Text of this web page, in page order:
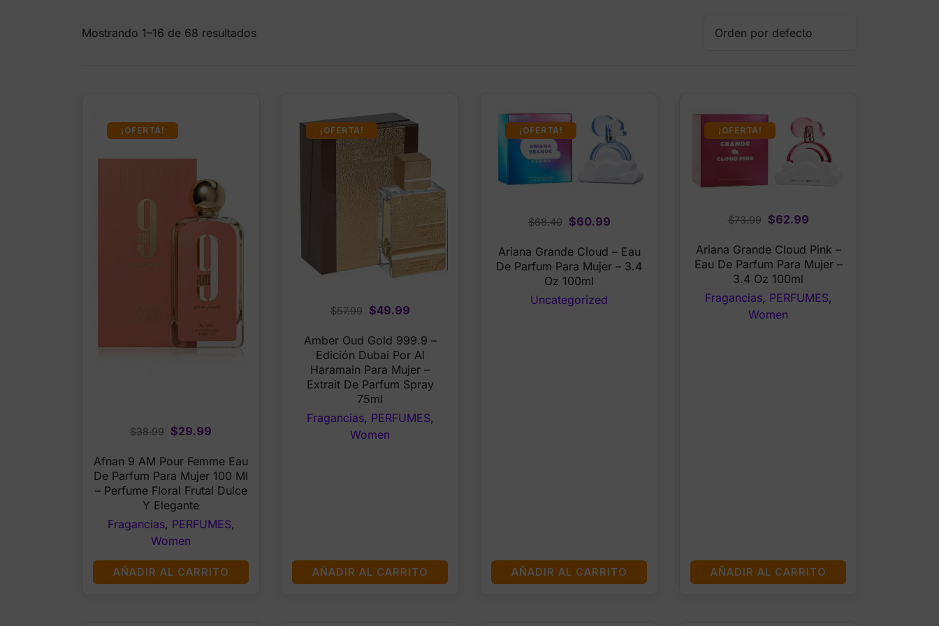
Mostrando 1–16 de 68 resultados
¡OFERTA!
$38.99 Original
was:
$38.99.
$29.99
is:
$29.99.
Afnan 9 AM Pour Femme Eau
De Parfum Para Mujer 100 Ml
– Perfume Floral Frutal Dulce
Y Elegante
Fragancias, PERFUMES,
Women
AÑADIR AL CARRITO
¡OFERTA!
$57.99
Original
was:
$57.99.
$49.99Current
is:
$49.99.
Amber Oud Gold 999.9 –
Edición Dubai Por Al
Haramain Para Mujer –
Extrait De Parfum Spray
75ml
Fragancias, PERFUMES,
Women
AÑADIR AL CARRITO
¡OFERTA!
$68.40
Original
was:
$68.40.
$60.99Current
is:
$60.99.
Ariana Grande Cloud – Eau
De Parfum Para Mujer – 3.4
Oz 100ml
Uncategorized
AÑADIR AL CARRITO
¡OFERTA!
$73.99
Original
was:
$73.99.
$62.99Current
is:
$62.99.
Ariana Grande Cloud Pink –
Eau De Parfum Para Mujer –
3.4 Oz 100ml
Fragancias, PERFUMES,
Women
AÑADIR AL CARRITO